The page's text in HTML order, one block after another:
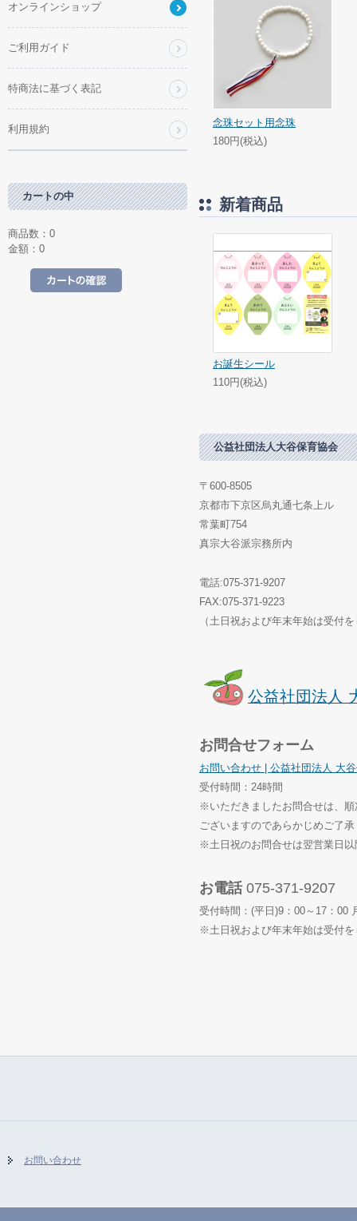
念珠セット用念珠
180円(税込)
新着商品
お誕生シール
110円(税込)
公益社団法人大谷保育協会
〒600-8505
京都市下京区烏丸通七条上ル
常葉町754
真宗大谷派宗務所内
電話:075-371-9207
FAX:075-371-9223
（土日祝および年末年始は受付
公益社団法人
お問合せフォーム
お問い合わせ | 公益社団法人 大
受付時間：24時間
※いただきましたお問合せは、
ございますのであらかじめご了
※土日祝のお問合せは翌営業日
お電話075-371-9207
受付時間：(平日)9：00～17：00
※土日祝および年末年始は受付
オンラインショップ
ご利用ガイド
特商法に基づく表記
利用規約
カートの中
商品数：0
金額：0
お問い合わせ